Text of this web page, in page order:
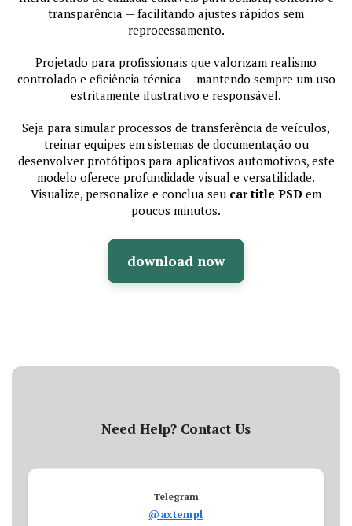
transparência — facilitando ajustes rápidos sem
reprocessamento.
Projetado para profissionais que valorizam realismo
controlado e eficiência técnica — mantendo sempre um uso
estritamente ilustrativo e responsável.
Seja para simular processos de transferência de veículos,
treinar equipes em sistemas de documentação ou
desenvolver protótipos para aplicativos automotivos, este
modelo oferece profundidade visual e versatilidade.
Visualize, personalize e conclua seu car title PSD em
poucos minutos.
download now
Need Help? Contact Us
Telegram
@axtempl